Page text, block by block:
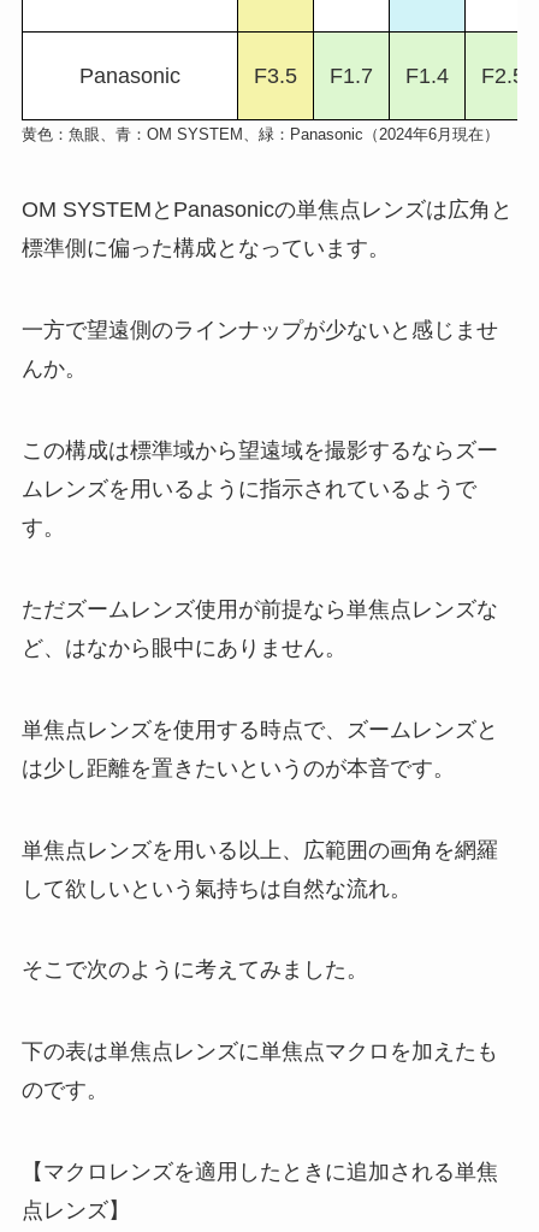
Panasonic F3.5 F1.7 F1.4 F2.5
黄色：魚眼、青：OM SYSTEM、緑：Panasonic（2024年6月現在）
OM SYSTEMとPanasonicの単焦点レンズは広角と
標準側に偏った構成となっています。
一方で望遠側のラインナップが少ないと感じませ
んか。
この構成は標準域から望遠域を撮影するならズー
ムレンズを用いるように指示されているようで
す。
ただズームレンズ使用が前提なら単焦点レンズな
ど、はなから眼中にありません。
単焦点レンズを使用する時点で、ズームレンズと
は少し距離を置きたいというのが本音です。
単焦点レンズを用いる以上、広範囲の画角を網羅
して欲しいという氣持ちは自然な流れ。
そこで次のように考えてみました。
下の表は単焦点レンズに単焦点マクロを加えたも
のです。
【マクロレンズを適用したときに追加される単焦
点レンズ】